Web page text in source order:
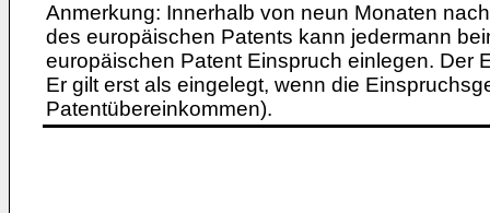
Anmerkung: Innerhalb von neun Monaten
des europäischen Patents kann jedermann
europäischen Patent Einspruch einlegen. Der
Er gilt erst als eingelegt, wenn die
Patentübereinkommen).